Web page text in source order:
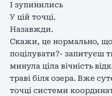
І зупинились
У цій точці.
Назавжди.
Скажи, це нормально, що
поцілувати?- запитуєш
минула ціла вічність
траві біля озера. Вже
точці системи